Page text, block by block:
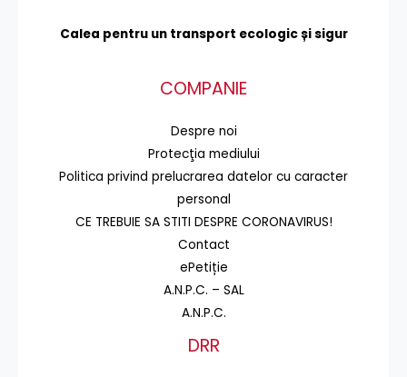
Calea pentru un transport ecologic și sigur
COMPANIE
Despre noi
Protecţia mediului
Politica privind prelucrarea datelor cu caracter
personal
CE TREBUIE SA STITI DESPRE CORONAVIRUS!
Contact
ePetiție
A.N.P.C. – SAL
A.N.P.C.
DRR